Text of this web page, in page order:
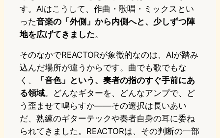
す。AIはこうして、作曲・歌唱・ミックスとい
った音楽の「外側」から内側へと、少しずつ陣
地を広げてきました。
そのなかでREACTORが象徴的なのは、AIが踏み
込んだ場所が違うからです。曲でも歌でもな
く、
「音色」という、奏者の指のすぐ手前にあ
る領域。どんなギターを、どんなアンプで、ど
う歪ませて鳴らすか——その選択は長いあい
だ、熟練のギターテックや奏者自身の耳に委ね
られてきました。REACTORは、その判断の一部